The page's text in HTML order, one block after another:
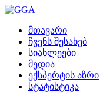
მთავარი
ჩვენს შესახებ
სიახლეები
მედია
ექსპერტის აზრი
სტატისტიკა